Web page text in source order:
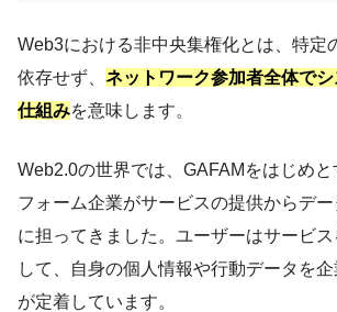
Web3における非中央集権化とは、特定
依存せず、 ネットワーク参加者全体で
仕組みを意味します。
Web2.0の世界では、GAFAMをはじめと
フォーム企業がサービスの提供からデ
に担ってきました。ユーザーはサービ
して、自身の個人情報や行動データを
が定着しています。